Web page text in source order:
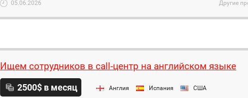
05.06.2026 Другие
Ищем сотрудников в call-центр на английском языке
2500$ в месяц Англия Испания США